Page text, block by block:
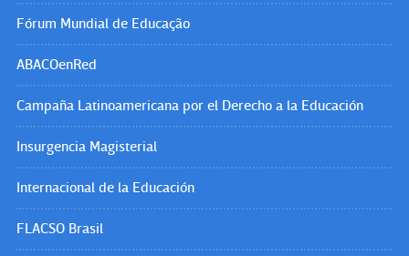
Fórum Mundial de Educação
ABACOenRed
Campaña Latinoamericana por el Derecho a la Educación
Insurgencia Magisterial
Internacional de la Educación
FLACSO Brasil